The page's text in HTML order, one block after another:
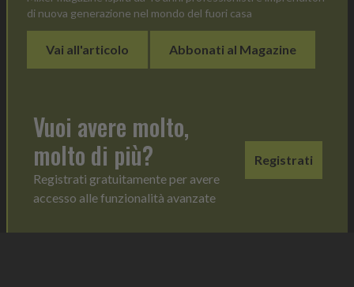
di nuova generazione nel mondo del fuori casa
Vai all'articolo Abbonati al Magazine
Vuoi avere molto,
molto di più?
Registrati gratuitamente per avere
accesso alle funzionalità avanzate
Registrati